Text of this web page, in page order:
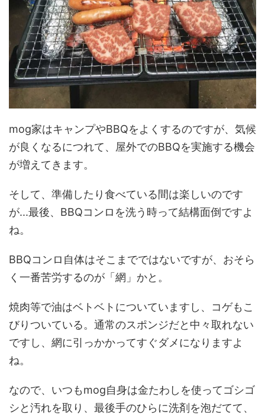
mog家はキャンプやBBQをよくするのですが、気候
が良くなるにつれて、屋外でのBBQを実施する機会
が増えてきます。
そして、準備したり食べている間は楽しいのです
が...最後、BBQコンロを洗う時って結構面倒ですよ
ね。
BBQコンロ自体はそこまでではないですが、おそら
く一番苦労するのが「網」かと。
焼肉等で油はベトベトについていますし、コゲもこ
びりついている。通常のスポンジだと中々取れない
ですし、網に引っかかってすぐダメになりますよ
ね。
なので、いつもmog自身は金たわしを使ってゴシゴ
シと汚れを取り、最後手のひらに洗剤を泡だてて、